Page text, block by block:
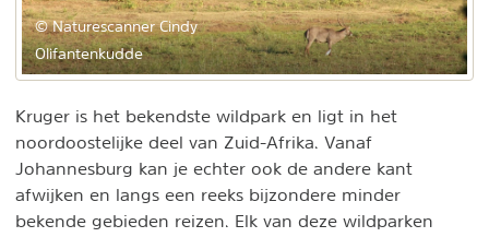
© Naturescanner Cindy
Olifantenkudde
Kruger is het bekendste wildpark en ligt in het
noordoostelijke deel van Zuid-Afrika. Vanaf
Johannesburg kan je echter ook de andere kant
afwijken en langs een reeks bijzondere minder
bekende gebieden reizen. Elk van deze wildparken